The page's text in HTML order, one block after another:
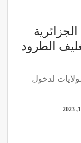
الطرود
لدخول